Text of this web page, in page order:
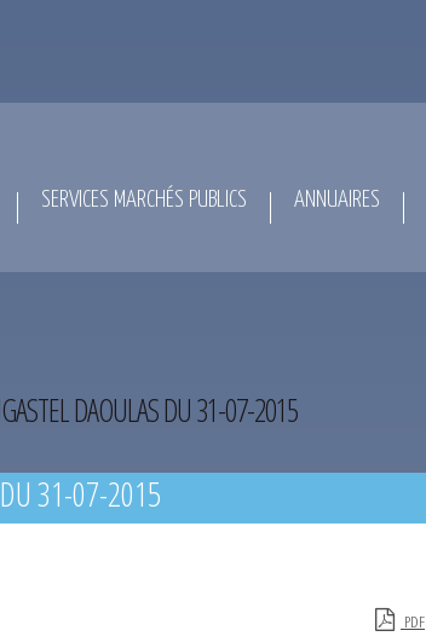
SERVICES MARCHÉS PUBLICS ANNUAIRES
DAOULAS DU 31-07-2015
31-07-2015
PDF